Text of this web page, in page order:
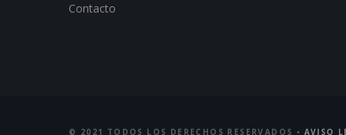
Contacto
© 2021 TODOS LOS DERECHOS RESERVADOS • AVISO